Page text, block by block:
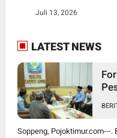
Juli 13, 2026
LATEST NEWS
Soppeng, Pojoktimur.com---.